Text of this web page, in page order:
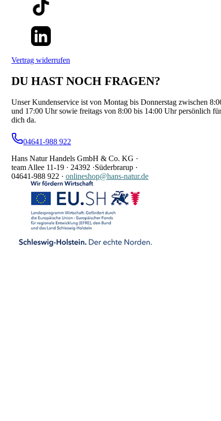
Vertrag widerrufen
DU HAST NOCH FRAGEN?
Unser Kundenservice ist von Montag bis Donnerstag zwischen
und 17:00 Uhr sowie freitags von 8:00 bis 14:00 Uhr persönlich für
dich da.
04641-988 922
Hans Natur Handels GmbH & Co. KG ·
team Allee 11-19 · 24392 ·Süderbrarup ·
04641-988 922 · onlineshop@hans-natur.de